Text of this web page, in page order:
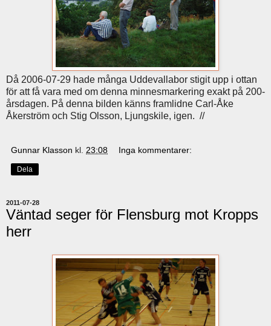
Då 2006-07-29 hade många Uddevallabor stigit upp i ottan
för att få vara med om denna minnesmarkering exakt på 200-
årsdagen. På denna bilden känns framlidne Carl-Åke
Åkerström och Stig Olsson, Ljungskile, igen. //
Gunnar Klasson kl. 23:08 Inga kommentarer:
Dela
2011-07-28
Väntad seger för Flensburg mot Kropps
herr